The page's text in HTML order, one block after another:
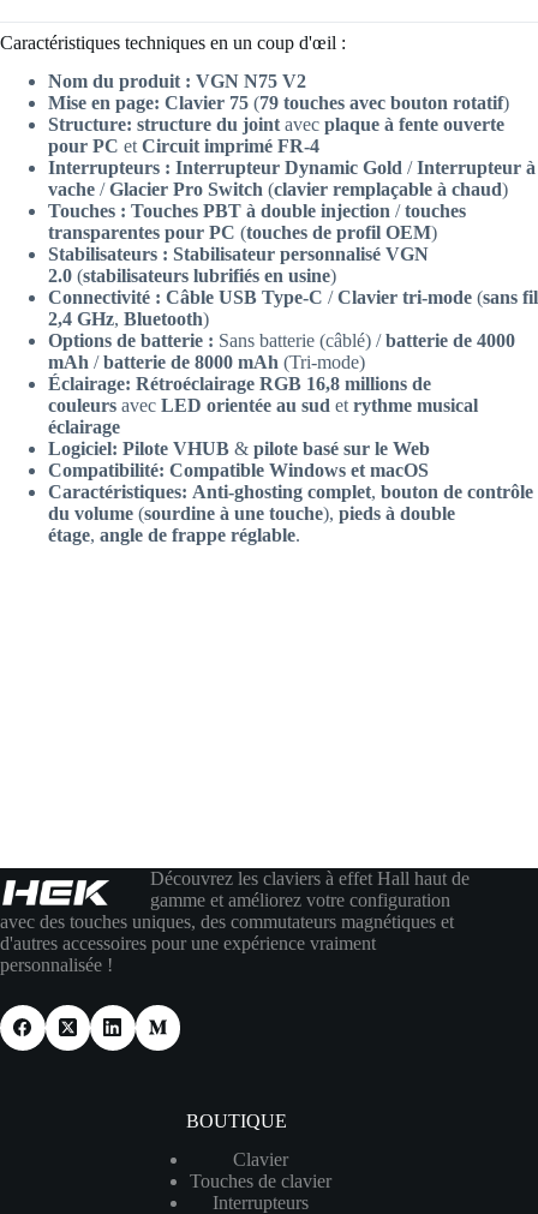
Caractéristiques techniques en un coup d'œil :
Nom du produit : VGN N75 V2
Mise en page: Clavier 75 (79 touches avec bouton rotatif)
Structure: structure du jointavec plaque à fente ouverte
pour PC etCircuit imprimé FR-4
Interrupteurs : Interrupteur Dynamic Gold /Interrupteur à
vache /Glacier Pro Switch (clavier remplaçable à chaud)
Touches : Touches PBT à double injection /touches
transparentes pour PC (touches de profil OEM)
Stabilisateurs : Stabilisateur personnalisé VGN
2.0 (stabilisateurs lubrifiés en usine)
Connectivité : Câble USB Type-C /Clavier tri-mode (sans fil
2,4 GHz, Bluetooth)
Options de batterie : Sans batterie (câblé) /batterie de 4000
mAh /batterie de 8000 mAh (Tri-mode)
Éclairage: Rétroéclairage RGB 16,8 millions de
couleurs avec LED orientée au sud etrythme musical
éclairage
Logiciel: Pilote VHUB & pilote basé sur le Web
Compatibilité: Compatible Windows et macOS
Caractéristiques: Anti-ghosting complet, bouton de contrôle
du volume (sourdine à une touche), pieds à double
étage, angle de frappe réglable.
Découvrez les claviers à effet Hall haut de
gamme et améliorez votre configuration
avec des touches uniques, des commutateurs magnétiques et
d'autres accessoires pour une expérience vraiment
personnalisée !
BOUTIQUE
Clavier
Touches de clavier
Interrupteurs